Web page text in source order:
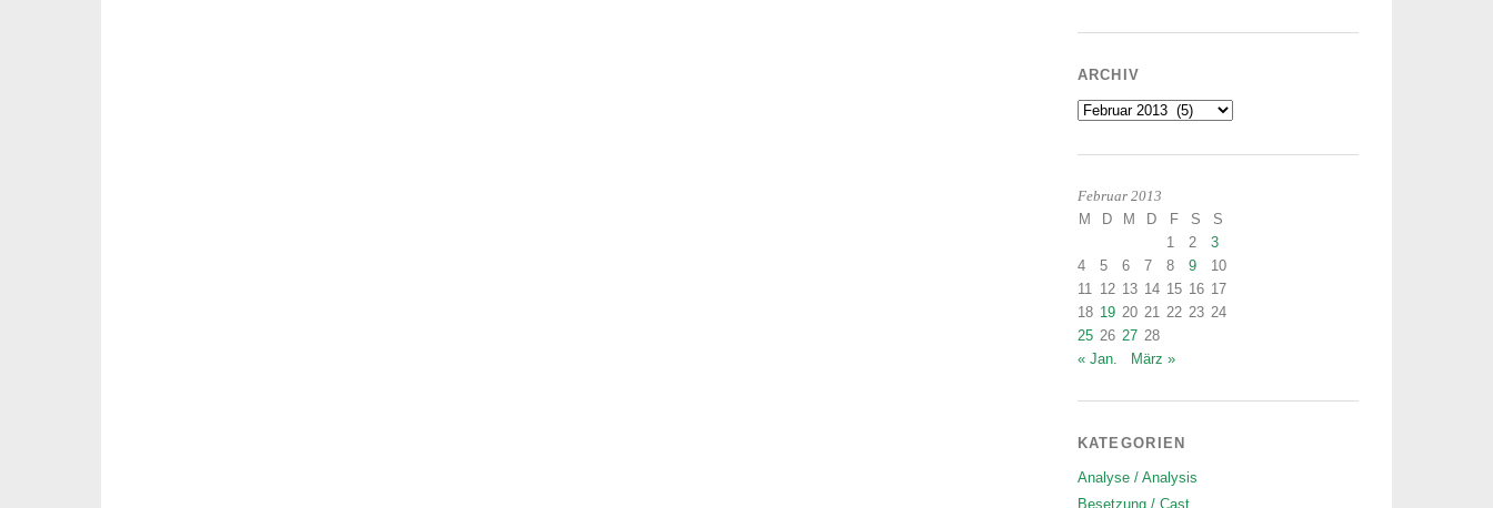
ARCHIV
Archiv
Februar 2013
M D M D F S
S
1
2
3
4
5 6 7 8 9
10
11 12 13 14 15 16 17
18 19 20 21 22 23 24
25 26 27 28
« Jan.
März »
KATEGORIEN
Analyse / Analysis
Besetzung / Cast